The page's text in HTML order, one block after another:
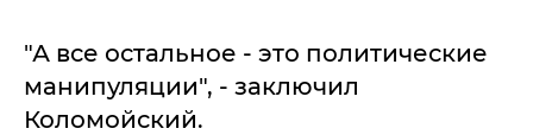
"А все остальное - это политические
манипуляции", - заключил
Коломойский.